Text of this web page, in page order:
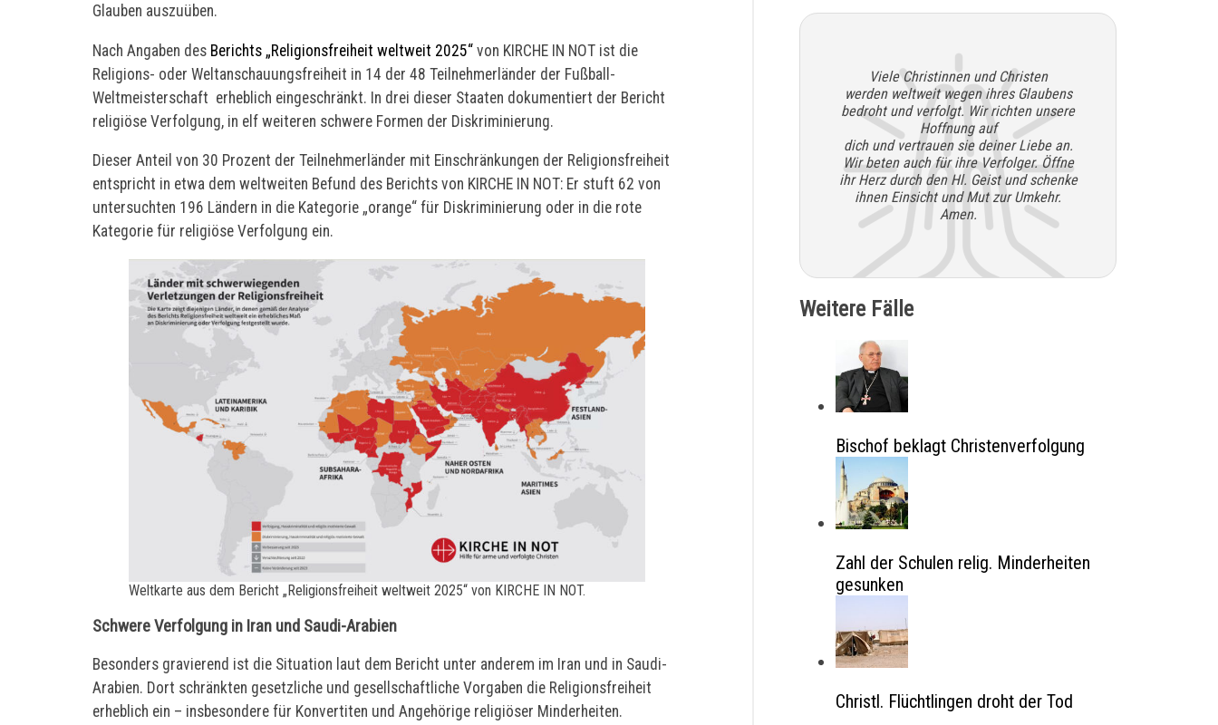
Glauben auszuüben.
Nach Angaben des Berichts „Religionsfreiheit weltweit 2025“ von KIRCHE IN NOT ist die
Religions- oder Weltanschauungsfreiheit in 14 der 48 Teilnehmerländer der Fußball-
Weltmeisterschaft erheblich eingeschränkt. In drei dieser Staaten dokumentiert der Bericht
religiöse Verfolgung, in elf weiteren schwere Formen der Diskriminierung.
Dieser Anteil von 30 Prozent der Teilnehmerländer mit Einschränkungen der Religionsfreiheit
entspricht in etwa dem weltweiten Befund des Berichts von KIRCHE IN NOT: Er stuft 62 von
untersuchten 196 Ländern in die Kategorie „orange“ für Diskriminierung oder in die rote
Kategorie für religiöse Verfolgung ein.
Weltkarte aus dem Bericht „Religionsfreiheit weltweit 2025“ von KIRCHE IN NOT.
Schwere Verfolgung in Iran und Saudi-Arabien
Besonders gravierend ist die Situation laut dem Bericht unter anderem im Iran und in Saudi-
Arabien. Dort schränkten gesetzliche und gesellschaftliche Vorgaben die Religionsfreiheit
erheblich ein – insbesondere für Konvertiten und Angehörige religiöser Minderheiten.
Viele Christinnen und Christen
werden weltweit wegen ihres Glaubens
bedroht und verfolgt. Wir richten unsere
Hoffnung auf
dich und vertrauen sie deiner Liebe an.
Wir beten auch für ihre Verfolger. Öffne
ihr Herz durch den Hl. Geist und schenke
ihnen Einsicht und Mut zur Umkehr.
Amen.
Weitere Fälle
Bischof beklagt Christenverfolgung
Zahl der Schulen relig. Minderheiten
gesunken
Christl. Flüchtlingen droht der Tod